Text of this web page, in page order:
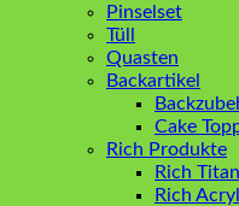
Pinselset
Tüll
Quasten
Backartikel
Cake
Rich Produkte
Rich
Rich